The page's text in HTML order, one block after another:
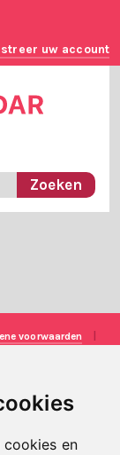
cookies en
uw account
voorwaarden